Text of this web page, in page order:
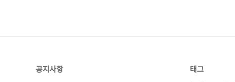
공지사항 태그